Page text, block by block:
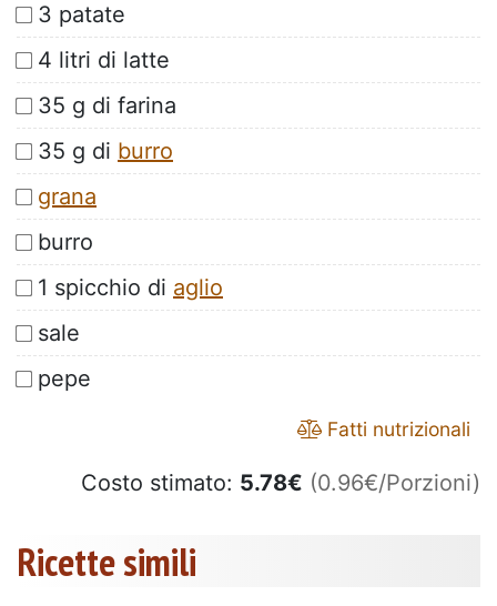
3 patate
4 litri di latte
35 g di farina
35 g di burro
grana
burro
1 spicchio di aglio
sale
pepe
Fatti nutrizionali
Costo stimato: 5.78€ (0.96€/Porzioni)
Ricette simili